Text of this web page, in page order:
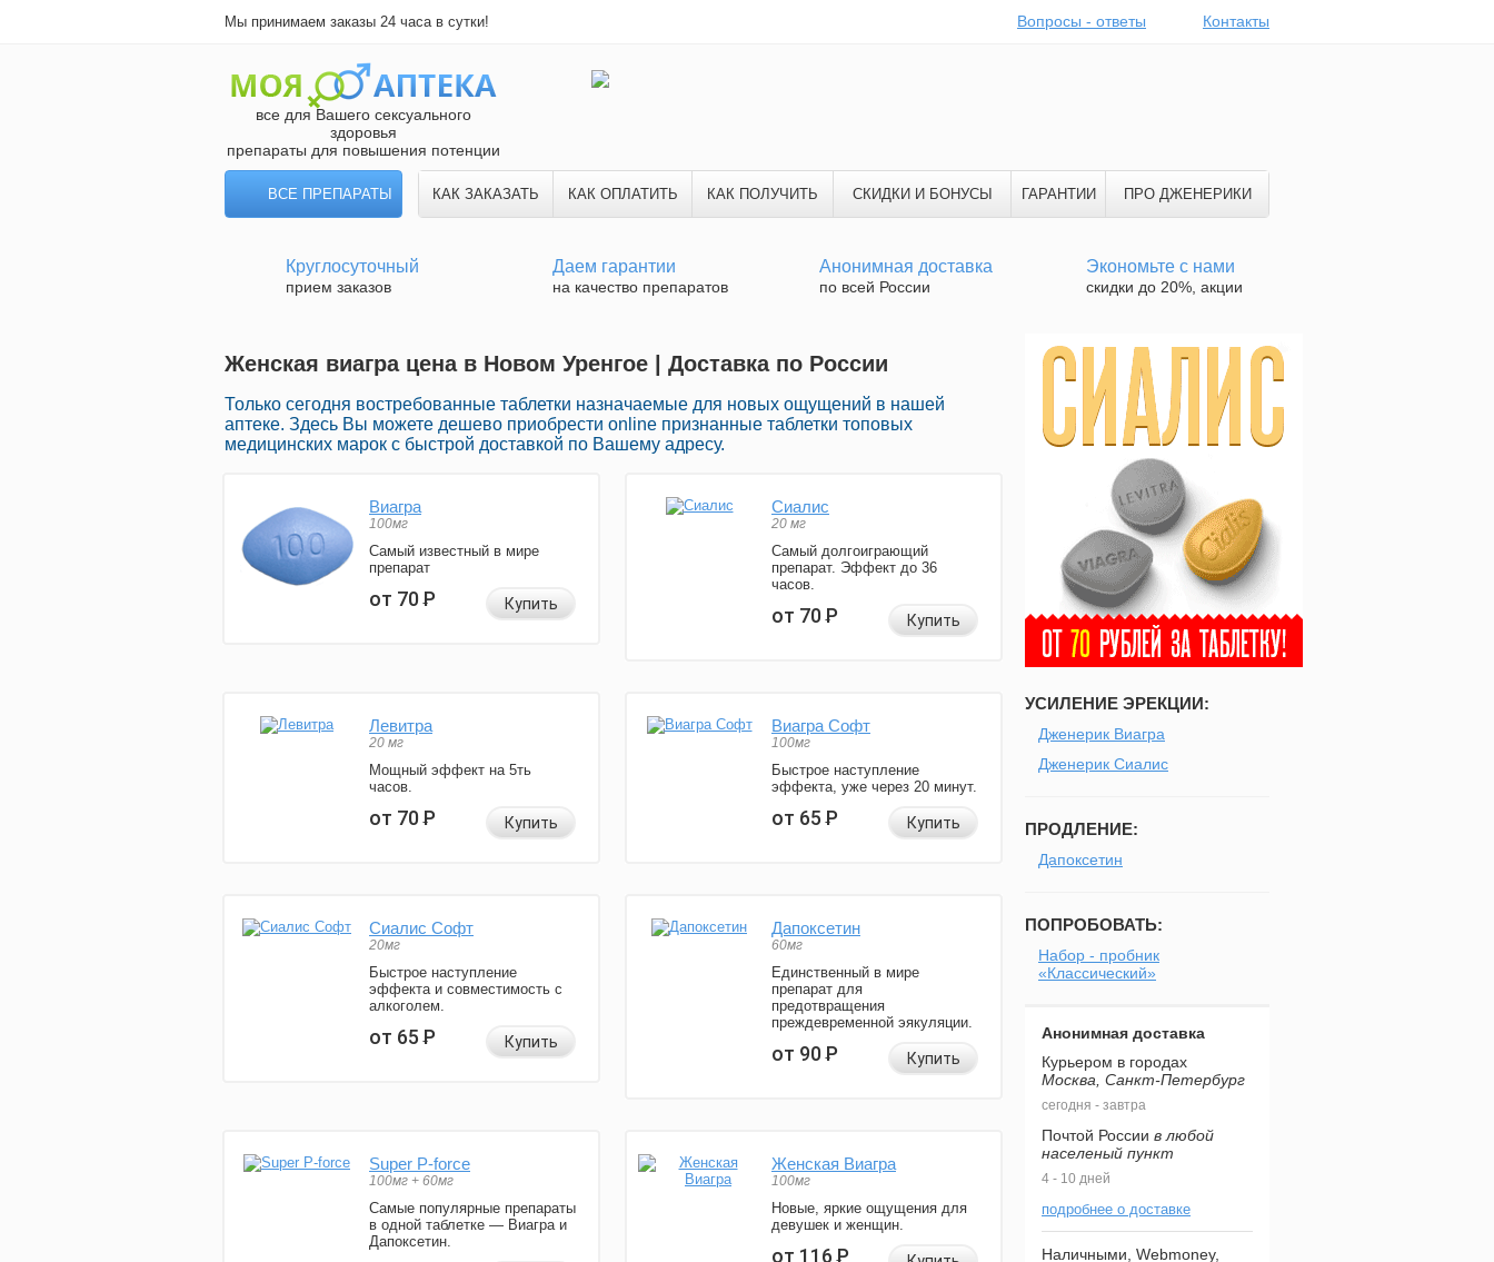
Мы принимаем заказы 24 часа в сутки! Вопросы - ответы Контакты
все для Вашего сексуального
здоровья
препараты для повышения потенции
ВСЕ ПРЕПАРАТЫ КАК ЗАКАЗАТЬ КАК ОПЛАТИТЬ КАК ПОЛУЧИТЬ СКИДКИ И БОНУСЫ ГАРАНТИИ ПРО ДЖЕНЕРИКИ
Круглосуточный
прием заказов
Даем гарантии
на качество препаратов
Анонимная доставка
по всей России
Экономьте с нами
скидки до 20%, акции
Женская виагра цена в Новом Уренгое | Доставка по России
Только сегодня востребованные таблетки назначаемые для новых ощущений в нашей
аптеке. Здесь Вы можете дешево приобрести online признанные таблетки топовых
медицинских марок с быстрой доставкой по Вашему адресу.
Виагра
100мг
Самый известный в мире
препарат
от 70Р Купить
Сиалис
20 мг
Самый долгоиграющий
препарат. Эффект до 36
часов.
от 70Р Купить
Левитра
20 мг
Мощный эффект на 5ть
часов.
от 70Р Купить
Виагра Софт
100мг
Быстрое наступление
эффекта, уже через 20 минут.
от 65Р Купить
Сиалис Софт
20мг
Быстрое наступление
эффекта и совместимость с
алкоголем.
от 65Р Купить
Дапоксетин
60мг
Единственный в мире
препарат для
предотвращения
преждевременной эякуляции.
от 90Р Купить
Super P-force
100мг + 60мг
Самые популярные препараты
в одной таблетке — Виагра и
Дапоксетин.
Женская Виагра
100мг
Новые, яркие ощущения для
девушек и женщин.
от 116Р
УСИЛЕНИЕ ЭРЕКЦИИ:
Дженерик Виагра
Дженерик Сиалис
ПРОДЛЕНИЕ:
Дапоксетин
ПОПРОБОВАТЬ:
Набор - пробник
«Классический»
Анонимная доставка
Курьером в городах
Москва, Санкт-Петербург
сегодня - завтра
Почтой России в любой
населеный пункт
4 - 10 дней
подробнее о доставке
Наличными, Webmoney,